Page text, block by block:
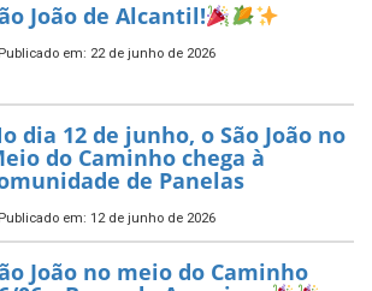
João de Alcantil!
Publicado em: 22 de junho de 2026
dia 12 de junho, o São João no
do Caminho chega à
de Panelas
Publicado em: 12 de junho de 2026
João no meio do Caminho